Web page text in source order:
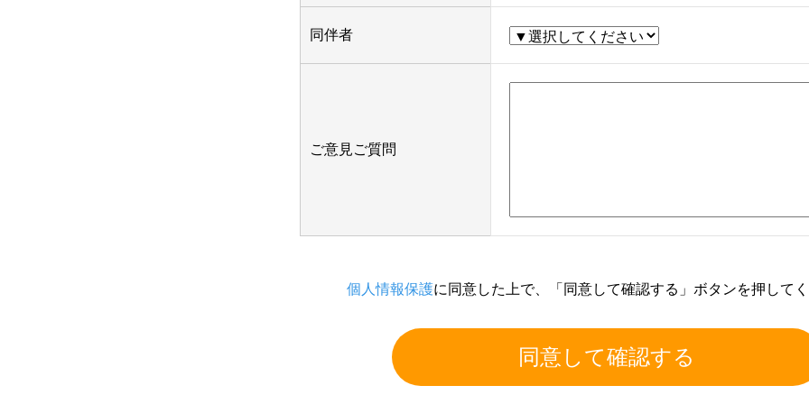
同伴者
ご意見ご質問
個人情報保護に同意した上で、「同意して確認する」ボタンを押して